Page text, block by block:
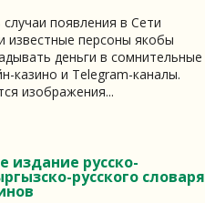
появления в Сети
известные персоны якобы
деньги в сомнительные
казино и Telegram-каналы.
изображения...
издание русско-
русского словаря